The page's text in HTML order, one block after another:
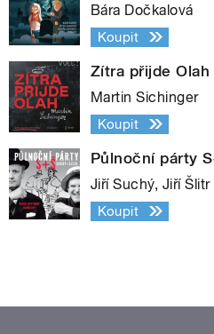
Bára Dočkalová
Koupit
Zítra přijde Olah
Martin Sichinger
Koupit
Půlnoční párty
Jiří Suchý, Jiří Šlitr
Koupit